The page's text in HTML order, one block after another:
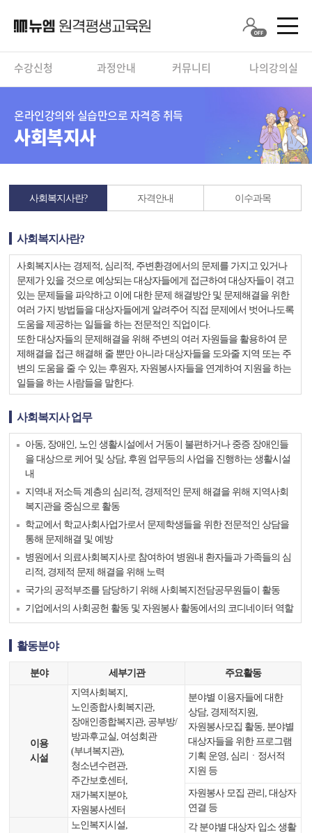
수강신청 과정안내 커뮤니티 나의강의실
온라인강의와 실습만으로 자격증 취득
사회복지사
사회복지사란? 자격안내 이수과목
사회복지사란?
사회복지사는 경제적, 심리적, 주변환경에서의 문제를 가지고 있거나
문제가 있을 것으로 예상되는 대상자들에게 접근하여 대상자들이 겪고
있는 문제들을 파악하고 이에 대한 문제 해결방안 및 문제해결을 위한
여러 가지 방법들을 대상자들에게 알려주어 직접 문제에서 벗어나도록
도움을 제공하는 일들을 하는 전문적인 직업이다.
또한 대상자들의 문제해결을 위해 주변의 여러 자원들을 활용하여 문
제해결을 접근 해결해 줄 뿐만 아니라 대상자들을 도와줄 지역 또는 주
변의 도움을 줄 수 있는 후원자, 자원봉사자들을 연계하여 지원을 하는
일들을 하는 사람들을 말한다.
사회복지사 업무
아동, 장애인, 노인 생활시설에서 거동이 불편하거나 중증 장애인들
을 대상으로 케어 및 상담, 후원 업무등의 사업을 진행하는 생활시설
내
지역내 저소득 계층의 심리적, 경제적인 문제 해결을 위해 지역사회
복지관을 중심으로 활동
학교에서 학교사회사업가로서 문제학생들을 위한 전문적인 상담을
통해 문제해결 및 예방
병원에서 의료사회복지사로 참여하여 병원내 환자들과 가족들의 심
리적, 경제적 문제 해결을 위해 노력
국가의 공적부조를 담당하기 위해 사회복지전담공무원들이 활동
기업에서의 사회공헌 활동 및 자원봉사 활동에서의 코디네이터 역할
활동분야
분야 세부기관 주요활동
이용
시설
지역사회복지,
노인종합사회복지관,
장애인종합복지관, 공부방/
방과후교실, 여성회관
(부녀복지관),
청소년수련관,
주간보호센터,
재가복지분야,
자원봉사센터
분야별 이용자들에 대한
상담, 경제적지원,
자원봉사모집 활동, 분야별
대상자들을 위한 프로그램
기획 운영, 심리ㆍ정서적
지원 등
자원봉사 모집 관리, 대상자
연결 등
노인복지시설,
각 분야별 대상자 입소 생활